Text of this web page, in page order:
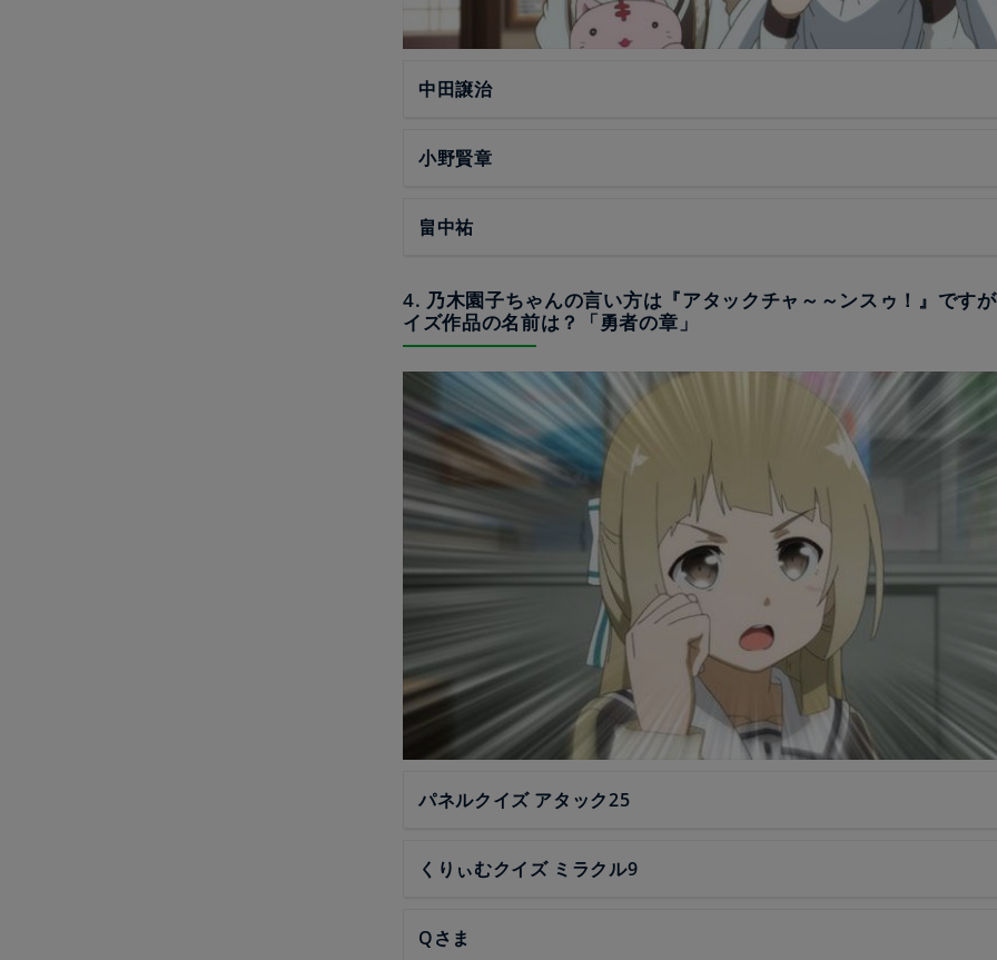
中田譲治
小野賢章
畠中祐
4. 乃木園子ちゃんの言い方は『アタックチャ～～ンスゥ！』です
イズ作品の名前は？「勇者の章」
パネルクイズ アタック25
くりぃむクイズ ミラクル9
Qさま